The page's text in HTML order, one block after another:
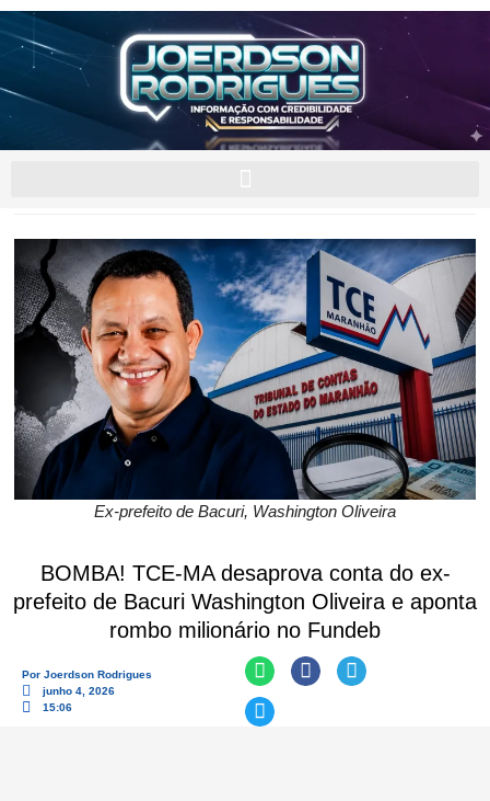
Ex-prefeito de Bacuri, Washington Oliveira
BOMBA! TCE-MA desaprova conta do ex-
prefeito de Bacuri Washington Oliveira e aponta
rombo milionário no Fundeb
Por Joerdson Rodrigues
junho 4, 2026
15:06